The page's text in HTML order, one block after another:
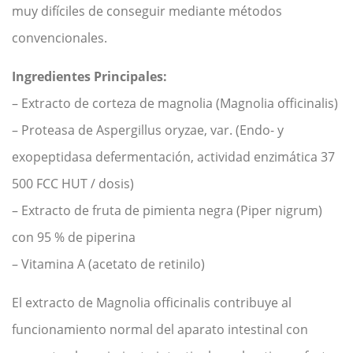
muy difíciles de conseguir mediante métodos
convencionales.
Ingredientes Principales:
– Extracto de corteza de magnolia (Magnolia officinalis)
– Proteasa de Aspergillus oryzae, var. (Endo- y
exopeptidasa defermentación, actividad enzimática 37
500 FCC HUT / dosis)
– Extracto de fruta de pimienta negra (Piper nigrum)
con 95 % de piperina
– Vitamina A (acetato de retinilo)
El extracto de Magnolia officinalis contribuye al
funcionamiento normal del aparato intestinal con